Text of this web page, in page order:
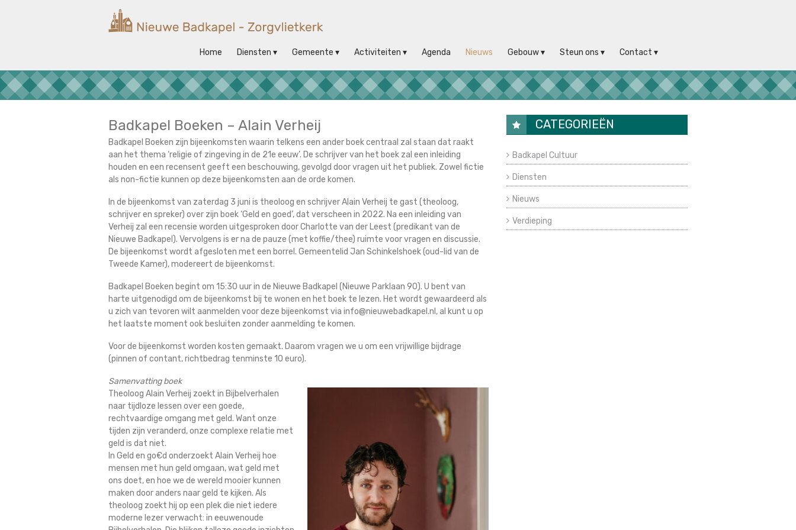
Nieuwe
op
Scheveningen
Home Diensten Gemeente Activiteiten Agenda Nieuws Gebouw Steun ons Contact
Badkapel Boeken – Alain Verheij
Badkapel Boeken zijn bijeenkomsten waarin telkens een ander boek centraal zal staan dat raakt
aan het thema ‘religie of zingeving in de 21e eeuw’. De schrijver van het boek zal een inleiding
houden en een recensent geeft een beschouwing, gevolgd door vragen uit het publiek. Zowel fictie
als non-fictie kunnen op deze bijeenkomsten aan de orde komen.
In de bijeenkomst van zaterdag 3 juni is theoloog en schrijver Alain Verheij te gast (theoloog,
schrijver en spreker) over zijn boek ‘Geld en goed’, dat verscheen in 2022. Na een inleiding van
Verheij zal een recensie worden uitgesproken door Charlotte van der Leest (predikant van de
Nieuwe Badkapel). Vervolgens is er na de pauze (met koffie/thee) ruimte voor vragen en discussie.
De bijeenkomst wordt afgesloten met een borrel. Gemeentelid Jan Schinkelshoek (oud-lid van de
Tweede Kamer), modereert de bijeenkomst.
Badkapel Boeken begint om 15:30 uur in de Nieuwe Badkapel (Nieuwe Parklaan 90). U bent van
harte uitgenodigd om de bijeenkomst bij te wonen en het boek te lezen. Het wordt gewaardeerd als
u zich van tevoren wilt aanmelden voor deze bijeenkomst via info@nieuwebadkapel.nl, al kunt u op
het laatste moment ook besluiten zonder aanmelding te komen.
Voor de bijeenkomst worden kosten gemaakt. Daarom vragen we u om een vrijwillige bijdrage
(pinnen of contant, richtbedrag tenminste 10 euro).
Samenvatting boek
Theoloog Alain Verheij zoekt in Bijbelverhalen
naar tijdloze lessen over een goede,
rechtvaardige omgang met geld. Want onze
tijden zijn veranderd, onze complexe relatie met
geld is dat niet.
In Geld en go€d onderzoekt Alain Verheij hoe
mensen met hun geld omgaan, wat geld met
ons doet, en hoe we de wereld mooier kunnen
maken door anders naar geld te kijken. Als
theoloog zoekt hij op een plek die niet iedere
moderne lezer verwacht: in eeuwenoude
CATEGORIEËN
Badkapel Cultuur
Diensten
Nieuws
Verdieping